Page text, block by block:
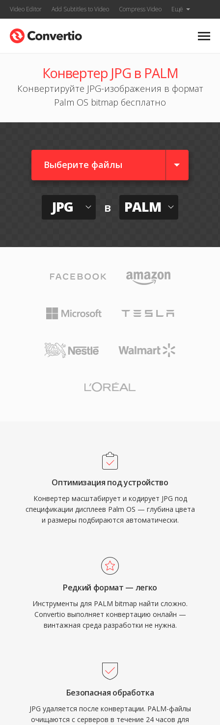
Video Editor Add Subtitles to Video Compress Video Ещё
Конвертер JPG в PALM
Конвертируйте JPG-изображения в формат
Palm OS bitmap бесплатно
Выберите файлы
JPG в PALM
Оптимизация под устройство
Конвертер масштабирует и кодирует JPG под
спецификации дисплеев Palm OS — глубина цвета
и размеры подбираются автоматически.
Редкий формат — легко
Инструменты для PALM bitmap найти сложно.
Convertio выполняет конвертацию онлайн —
винтажная среда разработки не нужна.
Безопасная обработка
JPG удаляется после конвертации. PALM-файлы
очищаются с серверов в течение 24 часов для